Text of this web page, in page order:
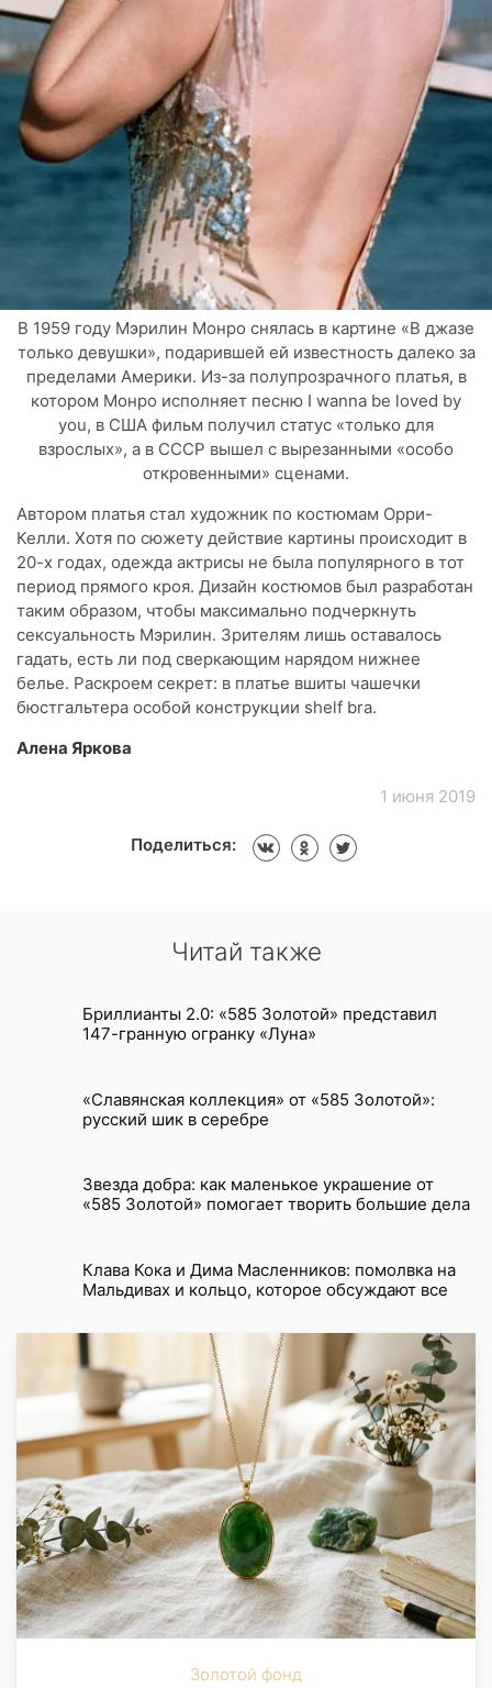
В 1959 году Мэрилин Монро снялась в картине «В джазе
только девушки», подарившей ей известность далеко за
пределами Америки. Из-за полупрозрачного платья, в
котором Монро исполняет песню I wanna be loved by
you, в США фильм получил статус «только для
взрослых», а в СССР вышел с вырезанными «особо
откровенными» сценами.
Автором платья стал художник по костюмам Орри-
Келли. Хотя по сюжету действие картины происходит в
20-х годах, одежда актрисы не была популярного в тот
период прямого кроя. Дизайн костюмов был разработан
таким образом, чтобы максимально подчеркнуть
сексуальность Мэрилин. Зрителям лишь оставалось
гадать, есть ли под сверкающим нарядом нижнее
белье. Раскроем секрет: в платье вшиты чашечки
бюстгальтера особой конструкции shelf bra.
Алена Яркова
1 июня 2019
Поделиться:
Читай также
Бриллианты 2.0: «585 Золотой» представил
147-гранную огранку «Луна»
«Славянская коллекция» от «585 Золотой»:
русский шик в серебре
Звезда добра: как маленькое украшение от
«585 Золотой» помогает творить большие дела
Клава Кока и Дима Масленников: помолвка на
Мальдивах и кольцо, которое обсуждают все
Золотой фонд